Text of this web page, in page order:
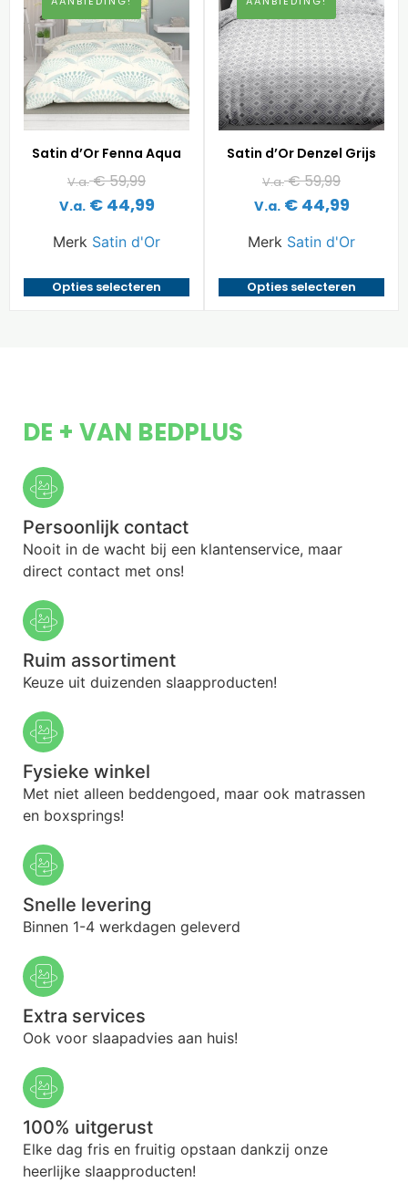
Satin d’Or Fenna Aqua
V.a. €59,99
V.a. €44,99
Merk Satin d'Or
Opties selecteren
Satin d’Or Denzel Grijs
V.a. €59,99
V.a. €44,99
Merk Satin d'Or
Opties selecteren
DE + VAN BEDPLUS
Persoonlijk contact
Nooit in de wacht bij een klantenservice, maar
direct contact met ons!
Ruim assortiment
Keuze uit duizenden slaapproducten!
Fysieke winkel
Met niet alleen beddengoed, maar ook matrassen
en boxsprings!
Snelle levering
Binnen 1-4 werkdagen geleverd
Extra services
Ook voor slaapadvies aan huis!
100% uitgerust
Elke dag fris en fruitig opstaan dankzij onze
heerlijke slaapproducten!